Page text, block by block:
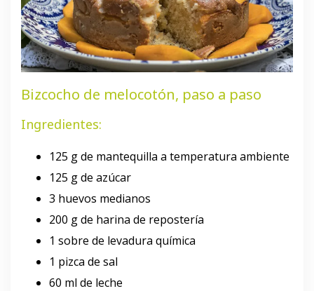
Bizcocho de melocotón, paso a paso
Ingredientes:
125 g de mantequilla a temperatura ambiente
125 g de azúcar
3 huevos medianos
200 g de harina de repostería
1 sobre de levadura química
1 pizca de sal
60 ml de leche